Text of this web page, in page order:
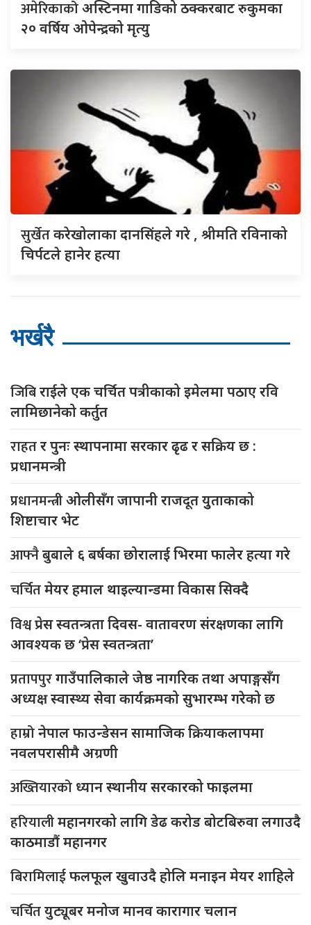
अमेरिकाकोअस्टिनमा गाडिको ठक्करबाट रुकुमका
२० वर्षिय ओपेन्द्रको मृत्यु
सुर्खेतकरेखोलाका दानसिंहले गरे , श्रीमति रविनाको
चिर्पटले हानेर हत्या
भर्खरै
जिबिराईले एक चर्चित पत्रीकाको इमेलमा पठाए रवि
लामिछानेको कर्तुत
राहतर पुनः स्थापनामा सरकार ढृढ र सक्रिय छ :
प्रधानमन्त्री
प्रधानमन्त्रीओलीसँग जापानी राजदूत युुताकाको
शिष्टाचार भेट
आफ्नैबुबाले ६ बर्षका छोरालाई भिरमा फालेर हत्या गरे
चर्चितमेयर हमाल थाइल्यान्डमा विकास सिक्दै
विश्वप्रेस स्वतन्त्रता दिवस- वातावरण संरक्षणका लागि
आवश्यक छ ‘प्रेस स्वतन्त्रता’
प्रतापपुरगाउँपालिकाले जेष्ठ नागरिक तथा अपाङ्गसँग
अध्यक्ष स्वास्थ्य सेवा कार्यक्रमको सुभारम्भ गरेको छ
हाम्रोनेपाल फाउन्डेसन सामाजिक क्रियाकलापमा
नवलपरासीमै अग्रणी
अख्तियारको ध्यान स्थानीय सरकारको फाइलमा
हरियालीमहानगरको लागि डेढ करोड बोटबिरुवा लगाउदै
काठमाडौं महानगर
बिरामिलाईफलफूल खुवाउदै होलि मनाइन मेयर शाहिले
चर्चितयुट्यूबर मनोज मानव कारागार चलान